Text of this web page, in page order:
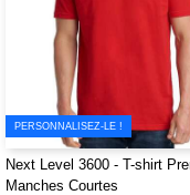
PERSONNALISEZ-LE !
Next Level 3600 - T-shirt
Manches Courtes